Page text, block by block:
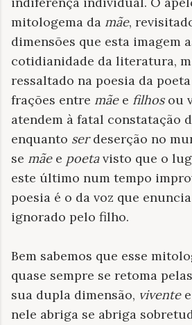
mitologema da mãe,
dimensões que esta imagem
cotidianidade da literatura,
ressaltado na poesia da
frações entre mãe e filhosou
atendem à fatal constatação
enquanto serdeserção no
se mãe e poetavisto que o
este último num tempo
poesia é o da voz que
ignorado pelo filho.
Bem sabemos que esse
quase sempre se retoma
sua dupla dimensão, vivente e
nele abriga se abriga